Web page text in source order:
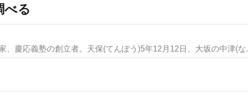
べる
、慶応義塾の創立者。天保(てんぽう)5年12月12日、大坂の中津(な...